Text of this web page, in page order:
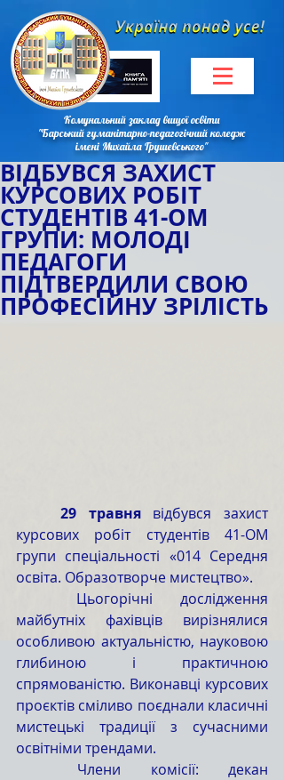
Комунальний заклад вищої освіти
"Барський гуманітарно-педагогічний коледж
імені Михайла Грушевського"
ВІДБУВСЯ ЗАХИСТ
КУРСОВИХ РОБІТ
СТУДЕНТІВ 41-ОМ
ГРУПИ: МОЛОДІ
ПЕДАГОГИ
ПІДТВЕРДИЛИ СВОЮ
ПРОФЕСІЙНУ ЗРІЛІСТЬ
	29 травня
відбувся захист
курсових робіт студентів 41-ОМ
групи спеціальності «014 Середня
освіта. Образотворче мистецтво».
майбутніх фахівців вирізнялися
особливою актуальністю, науковою
глибиною і практичною
спрямованістю. Виконавці курсових
проєктів сміливо поєднали класичні
мистецькі традиції з сучасними
освітніми трендами.